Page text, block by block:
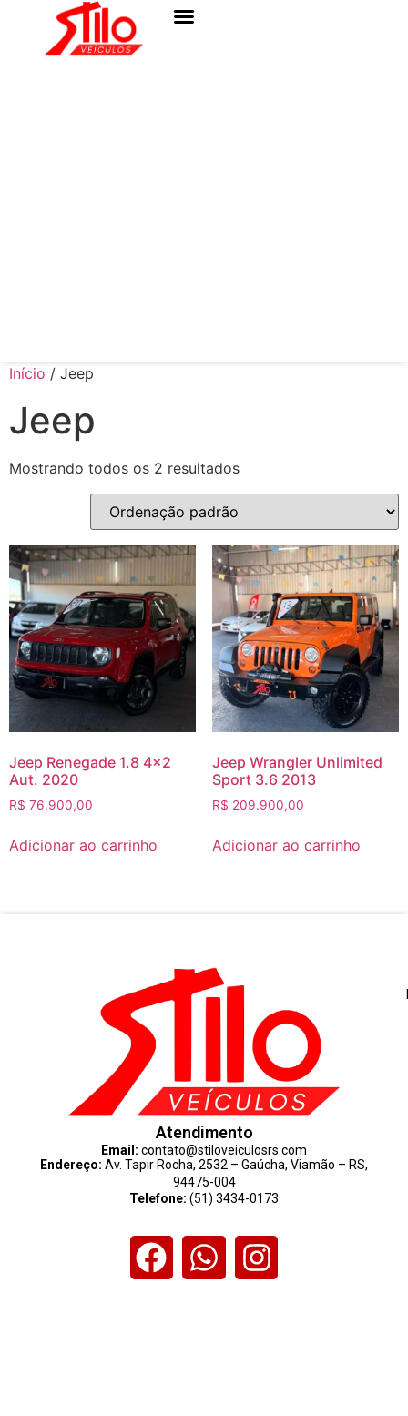
Início / Jeep
Jeep
Mostrando todos os 2 resultados
Jeep Renegade 1.8 4×2
Aut. 2020
R$ 76.900,00
Adicionar ao carrinho
Jeep Wrangler Unlimited
Sport 3.6 2013
R$ 209.900,00
Adicionar ao carrinho
Atendimento
Email: contato@stiloveiculosrs.com
Endereço: Av. Tapir Rocha, 2532 – Gaúcha, Viamão – RS,
94475-004
Telefone: (51) 3434-0173